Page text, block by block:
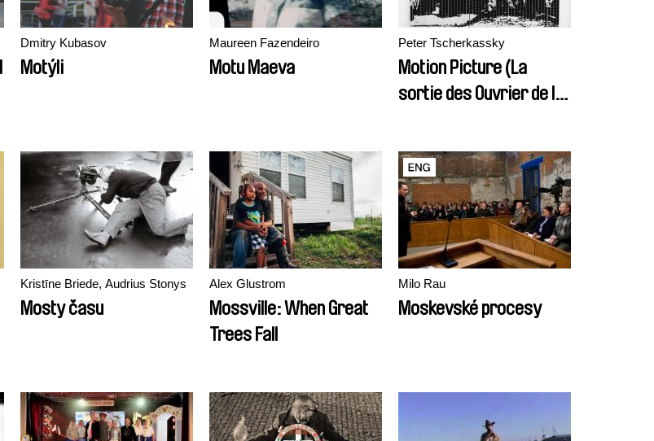
Dmitry Kubasov
Motýli
Maureen Fazendeiro
Motu Maeva
Peter Tscherkassky
Motion Picture (La
sortie des Ouvrier de l
Kristīne Briede, Audrius Stonys
Mosty času
Alex Glustrom
Mossville: When Great
Trees Fall
Milo Rau
Moskevské procesy